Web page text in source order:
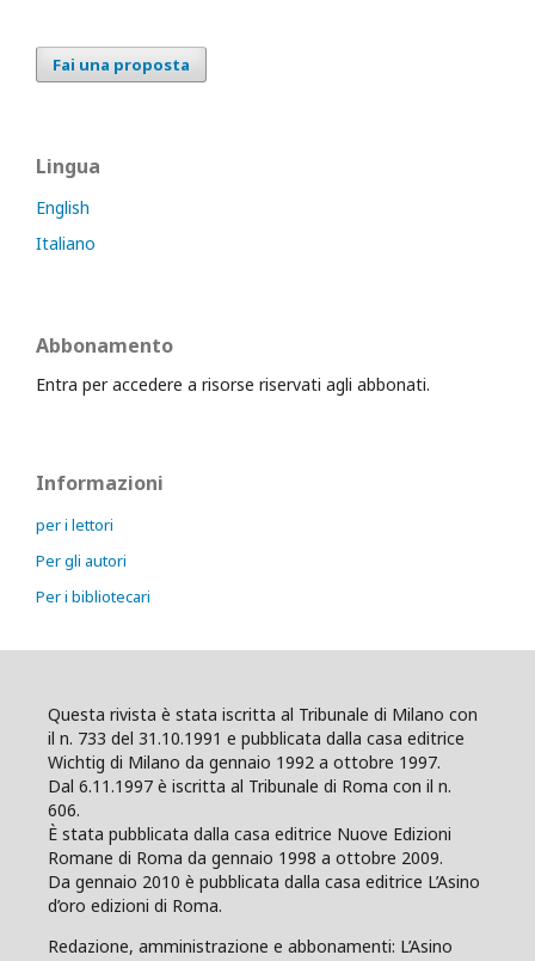
Fai una proposta
Lingua
English
Italiano
Abbonamento
Entra per accedere a risorse riservati agli abbonati.
Informazioni
per i lettori
Per gli autori
Per i bibliotecari
Questa rivista è stata iscritta al Tribunale di Milano con
il n. 733 del 31.10.1991 e pubblicata dalla casa editrice
Wichtig di Milano da gennaio 1992 a ottobre 1997.
Dal 6.11.1997 è iscritta al Tribunale di Roma con il n.
606.
È stata pubblicata dalla casa editrice Nuove Edizioni
Romane di Roma da gennaio 1998 a ottobre 2009.
Da gennaio 2010 è pubblicata dalla casa editrice L’Asino
d’oro edizioni di Roma.
Redazione, amministrazione e abbonamenti: L’Asino